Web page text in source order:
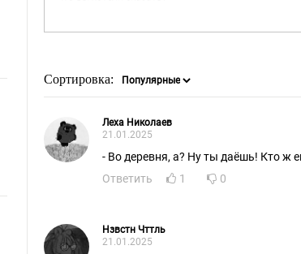
Сортировка:
Леха Николаев
21.01.2025
- Во деревня, а? Ну ты даёшь! Кто ж
Ответить
1 0
Нзвстн Чттль
21.01.2025